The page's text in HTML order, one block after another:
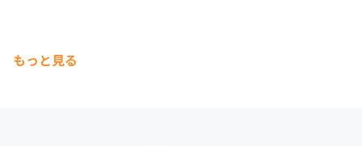
もっと見る